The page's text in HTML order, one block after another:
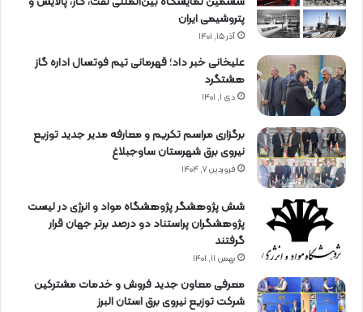
پتروشیمی ایران
آذر ۱۵, ۱۴۰۱
علیخانی خبر داد؛ قهرمانی تیم فوتسال اداره گاز
هشتگرد
دی ۱, ۱۴۰۱
برگزاری مراسم تكریم و معارفه مدیر جدید توزیع
نیروی برق شهرستان ساوجبلاغ
فروردین ۷, ۱۴۰۴
شش پژوهشگر پژوهشگاه مواد و انرژی در لیست
پژوهشگران پراستناد دو درصد برتر جهان قرار
گرفتند
بهمن ۱۱, ۱۴۰۱
معرفی معاون جدید فروش و خدمات مشتركین
شركت توزیع نیروی برق استان البرز